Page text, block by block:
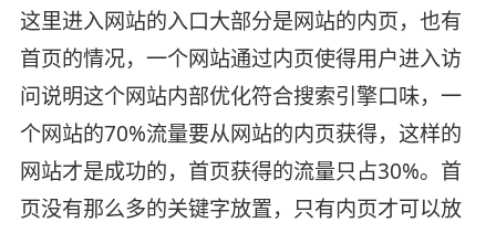
这里进入网站的入口大部分是网站的内页，也有
首页的情况，一个网站通过内页使得用户进入访
问说明这个网站内部优化符合搜索引擎口味，一
个网站的70%流量要从网站的内页获得，这样的
网站才是成功的，首页获得的流量只占30%。首
页没有那么多的关键字放置，只有内页才可以放